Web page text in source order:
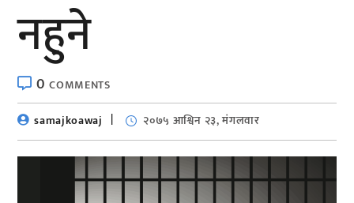
नहुने
0COMMENTS
samajkoawaj
२०७५ आश्विन २३, मंगलवार